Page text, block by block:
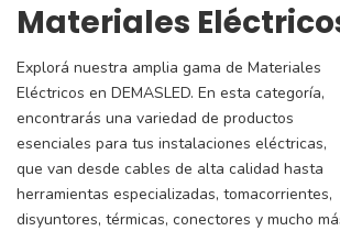
Materiales
Explorá nuestra amplia gama de Materiales
Eléctricos en DEMASLED. En esta categoría,
encontrarás una variedad de productos
esenciales para tus instalaciones eléctricas,
que van desde cables de alta calidad hasta
herramientas especializadas, tomacorrientes,
disyuntores, térmicas, conectores y mucho